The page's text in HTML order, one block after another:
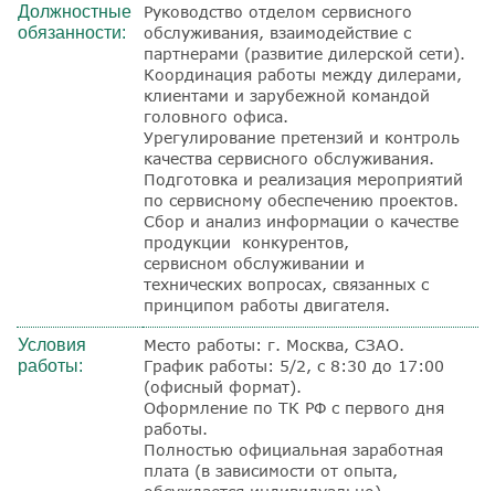
Должностные
обязанности:
Руководство отделом сервисного
обслуживания, взаимодействие с
партнерами (развитие дилерской сети).
Координация работы между дилерами,
клиентами и зарубежной командой
головного офиса.
Урегулирование претензий и контроль
качества сервисного обслуживания.
Подготовка и реализация мероприятий
по сервисному обеспечению проектов.
Сбор и анализ информации о качестве
продукции конкурентов,
сервисном обслуживании и
технических вопросах, связанных с
принципом работы двигателя.
Условия
работы:
Место работы: г. Москва, СЗАО.
График работы: 5/2, с 8:30 до 17:00
(офисный формат).
Оформление по ТК РФ с первого дня
работы.
Полностью официальная заработная
плата (в зависимости от опыта,